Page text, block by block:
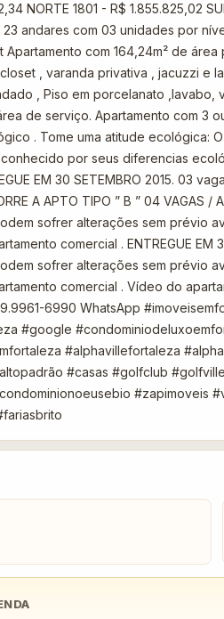
NORTE 1801 - R$
andares com 03 unidades por
Apartamento com 164,24m² de
, varanda privativa , jacuzzi e
, Piso em porcelanato
de serviço. Apartamento com 3
. Tome uma atitude ecológica:
por seus diferencias
EM 30 SETEMBRO 2015. 03
A APTO TIPO ” B ” 04
sofrer alterações sem prévio
comercial . ENTREGUE
sofrer alterações sem prévio
comercial . Vídeo do
6990 WhatsApp
#google
#alphavillefortaleza
#casas #golfclub
#zapimoveis